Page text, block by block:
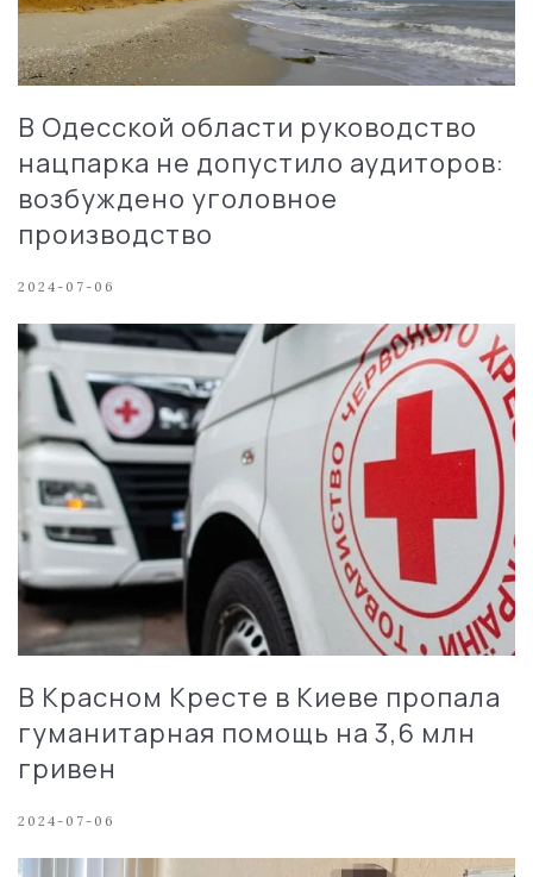
В Одесской области руководство
нацпарка не допустило аудиторов:
возбуждено уголовное
производство
2024-07-06
В Красном Кресте в Киеве пропала
гуманитарная помощь на 3,6 млн
гривен
2024-07-06